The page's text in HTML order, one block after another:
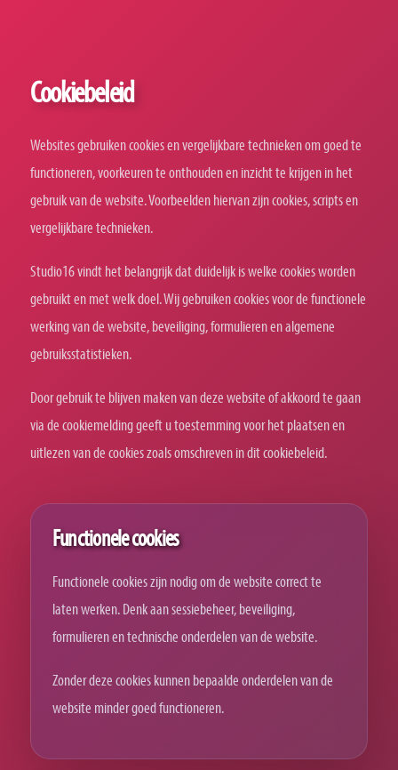
Cookiebeleid
Websites gebruiken cookies en vergelijkbare technieken om goed te
functioneren, voorkeuren te onthouden en inzicht te krijgen in het
gebruik van de website. Voorbeelden hiervan zijn cookies, scripts en
vergelijkbare technieken.
Studio16 vindt het belangrijk dat duidelijk is welke cookies worden
gebruikt en met welk doel. Wij gebruiken cookies voor de functionele
werking van de website, beveiliging, formulieren en algemene
gebruiksstatistieken.
Door gebruik te blijven maken van deze website of akkoord te gaan
via de cookiemelding geeft u toestemming voor het plaatsen en
uitlezen van de cookies zoals omschreven in dit cookiebeleid.
Functionele cookies
Functionele cookies zijn nodig om de website correct te
laten werken. Denk aan sessiebeheer, beveiliging,
formulieren en technische onderdelen van de website.
Zonder deze cookies kunnen bepaalde onderdelen van de
website minder goed functioneren.